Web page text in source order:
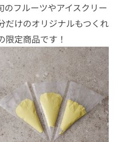
のフルーツやアイスクリー
だけのオリジナルもつくれ
限定商品です！